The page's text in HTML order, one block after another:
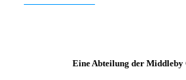
Eine Abteilung der